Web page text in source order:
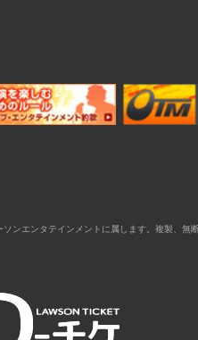
ンエンタテインメントに属します。複製、無